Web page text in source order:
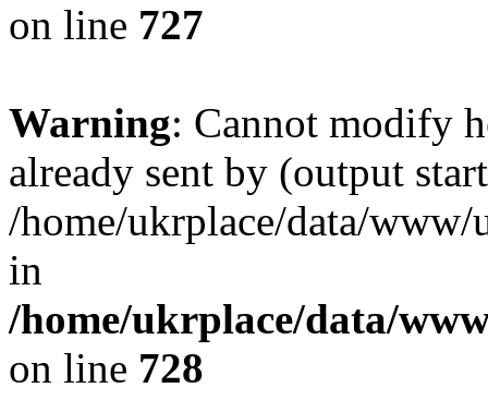
on line 727
Warning: Cannot modify
already sent by (output
/home/ukrplace/data/
in
/home/ukrplace/data/
on line 728